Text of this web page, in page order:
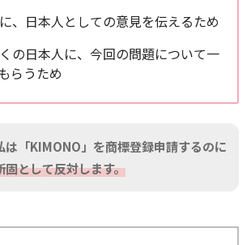
、日本人としての意見を伝えるため
の日本人に、今回の問題について一
らうため
は「KIMONO」を商標登録申請するのに
固として反対します。